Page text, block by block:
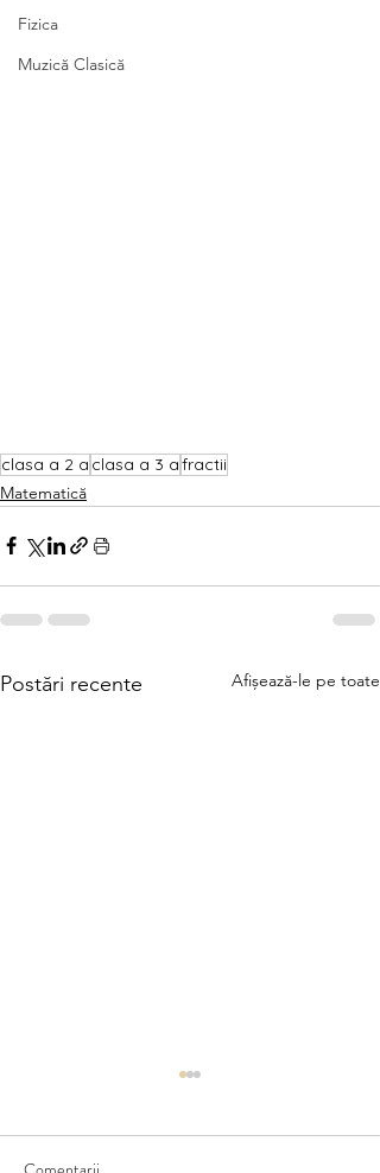
Fizica
Muzică Clasică
clasa a 2 a clasa a 3 afractii
Matematică
Postări recente Afișează-le pe toate